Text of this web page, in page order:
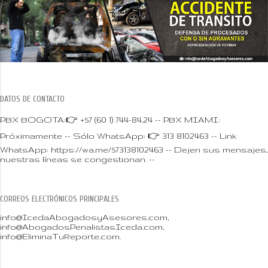
DATOS DE CONTACTO
PBX BOGOTA:👉 +57 (60 1) 744-84.24 -- PBX MIAMI:
Próximamente -- Sólo WhatsApp: 👉 313 8102463 -- Link
WhatsApp: https://wa.me/573138102463 -- Dejen sus mensajes,
nuestras líneas se congestionan. --
CORREOS ELECTRÓNICOS PRINCIPALES
info@IcedaAbogadosyAsesores.com,
info@AbogadosPenalistasIceda.com,
info@EliminaTuReporte.com.